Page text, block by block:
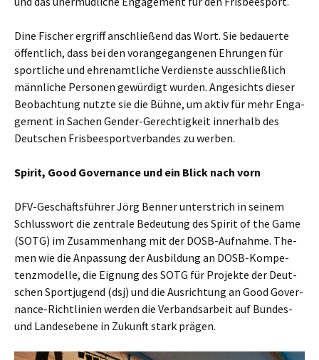
Dine Fischer ergriff anschlie­ßend das Wort. Sie bedau­er­te
öffent­lich, dass bei den vor­an­ge­gan­ge­nen Ehrun­gen für
sport­li­che und ehren­amt­li­che Ver­diens­te aus­schließ­lich
männ­li­che Per­so­nen gewür­digt wur­den. Ange­sichts die­ser
Beob­ach­tung nutz­te sie die Büh­ne, um aktiv für mehr Enga­
ge­ment in Sachen Gen­der-Gerech­tig­keit inner­halb des
Deut­schen Fris­bee­s­port­ver­ban­des zu werben.
Spi­rit, Good Gover­nan­ce und ein Blick nach vorn
DFV-Geschäfts­füh­rer Jörg Ben­ner unter­strich in sei­nem
Schluss­wort die zen­tra­le Bedeu­tung des Spi­rit of the Game
(SOTG) im Zusam­men­hang mit der DOSB-Auf­nah­me. The­
men wie die Anpas­sung der Aus­bil­dung an DOSB-Kom­pe­
tenz­mo­del­le, die Eig­nung des SOTG für Pro­jek­te der Deut­
schen Sport­ju­gend (dsj) und die Aus­rich­tung an Good Gover­
nan­ce-Richt­li­ni­en wer­den die Ver­bands­ar­beit auf Bun­des-
und Lan­des­ebe­ne in Zukunft stark prägen.